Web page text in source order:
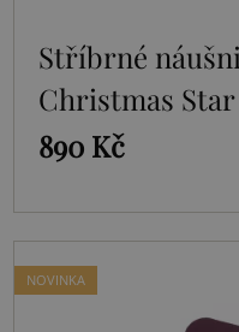
Stříbrné
Christmas Star
890 Kč
NOVINKA